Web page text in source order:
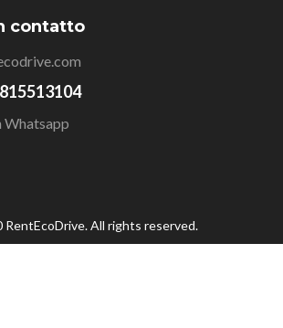
contatto
Whatsapp
All rights reserved.